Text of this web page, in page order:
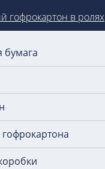
гофрокартон в ролях
бумага